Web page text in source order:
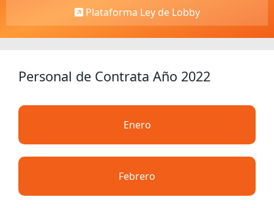
Plataforma Ley de Lobby
Personal de Contrata Año 2022
Enero
Febrero